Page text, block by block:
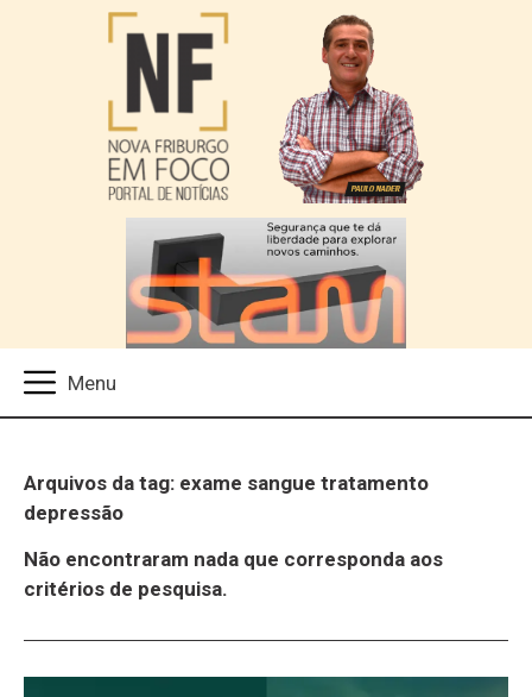
Arquivos da tag: exame sangue tratamento
depressão
Não encontraram nada que corresponda aos
critérios de pesquisa.